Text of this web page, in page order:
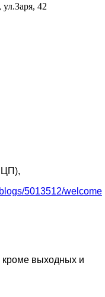
42
5013512/welcome
кроме выходных и